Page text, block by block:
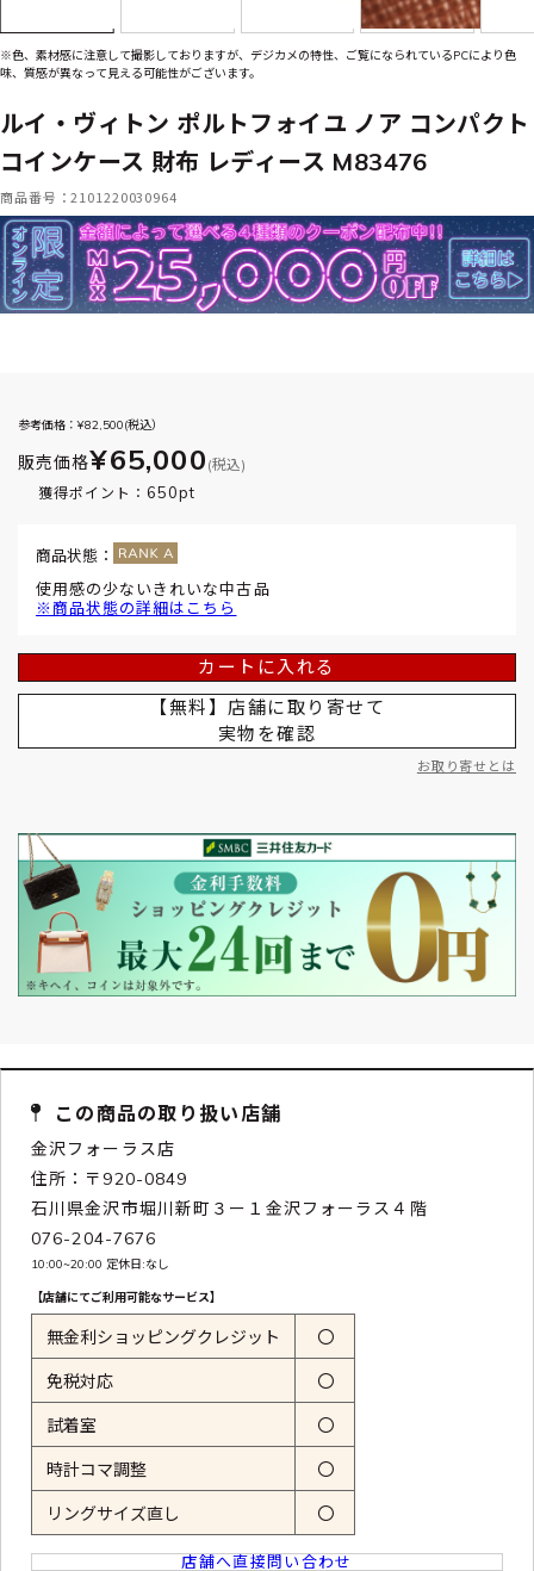
※色、素材感に注意して撮影しておりますが、デジカメの特性、ご覧になられているPCにより色
味、質感が異なって見える可能性がございます。
ルイ・ヴィトン ポルトフォイユ ノア コンパクト
コインケース 財布 レディース M83476
商品番号：2101220030964
参考価格：¥82,500(税込）
販売価格¥65,000 (税込)
獲得ポイント： 650pt
商品状態：
使用感の少ないきれいな中古品
※商品状態の詳細はこちら
カートに入れる
【無料】店舗に取り寄せて
実物を確認
お取り寄せとは
この商品の取り扱い店舗
金沢フォーラス店
住所：〒920-0849
石川県金沢市堀川新町３ー１金沢フォーラス４階
076-204-7676
10:00~20:00 定休日:なし
【店舗にてご利用可能なサービス】
無金利ショッピングクレジット 〇
免税対応 〇
試着室 〇
時計コマ調整 〇
リングサイズ直し 〇
店舗へ直接問い合わせ